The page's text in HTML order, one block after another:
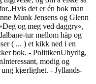
det er én bok man
Munk Jensens og Glenn
og meg ved daggry«,
tur mellom håp og
( ... ) et kikk ned i en
bok. - PolitikenUhyrlig,
modig og
ung kjærlighet. - Jyllands-